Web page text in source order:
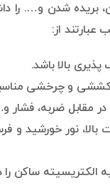
بریده شدن و…. را
از:
پذیری بالا باشد.
و چرخشی
در مقابل ضربه، فشار
بالا، نور خورشید
الکتریسیته ساکن را